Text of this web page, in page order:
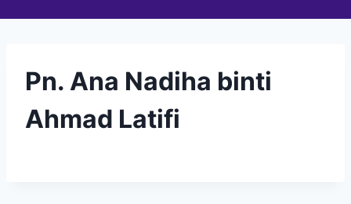
Pn. Ana Nadiha binti
Ahmad Latifi